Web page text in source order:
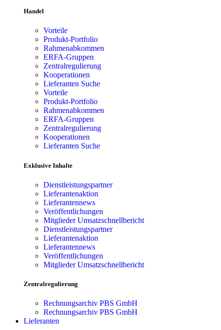
Handel
Vorteile
Produkt-Portfolio
Rahmenabkommen
ERFA-Gruppen
Zentralregulierung
Kooperationen
Lieferanten Suche
Vorteile
Produkt-Portfolio
Rahmenabkommen
ERFA-Gruppen
Zentralregulierung
Kooperationen
Lieferanten Suche
Exklusive Inhalte
Dienstleistungspartner
Lieferantenaktion
Lieferantennews
Veröffentlichungen
Mitglieder Umsatzschnellbericht
Dienstleistungspartner
Lieferantenaktion
Lieferantennews
Veröffentlichungen
Mitglieder Umsatzschnellbericht
Zentralregulierung
Rechnungsarchiv PBS GmbH
Rechnungsarchiv PBS GmbH
Lieferanten